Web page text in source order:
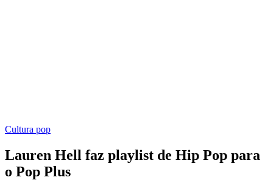
Cultura pop
Lauren Hell faz playlist de Hip Pop para
o Pop Plus